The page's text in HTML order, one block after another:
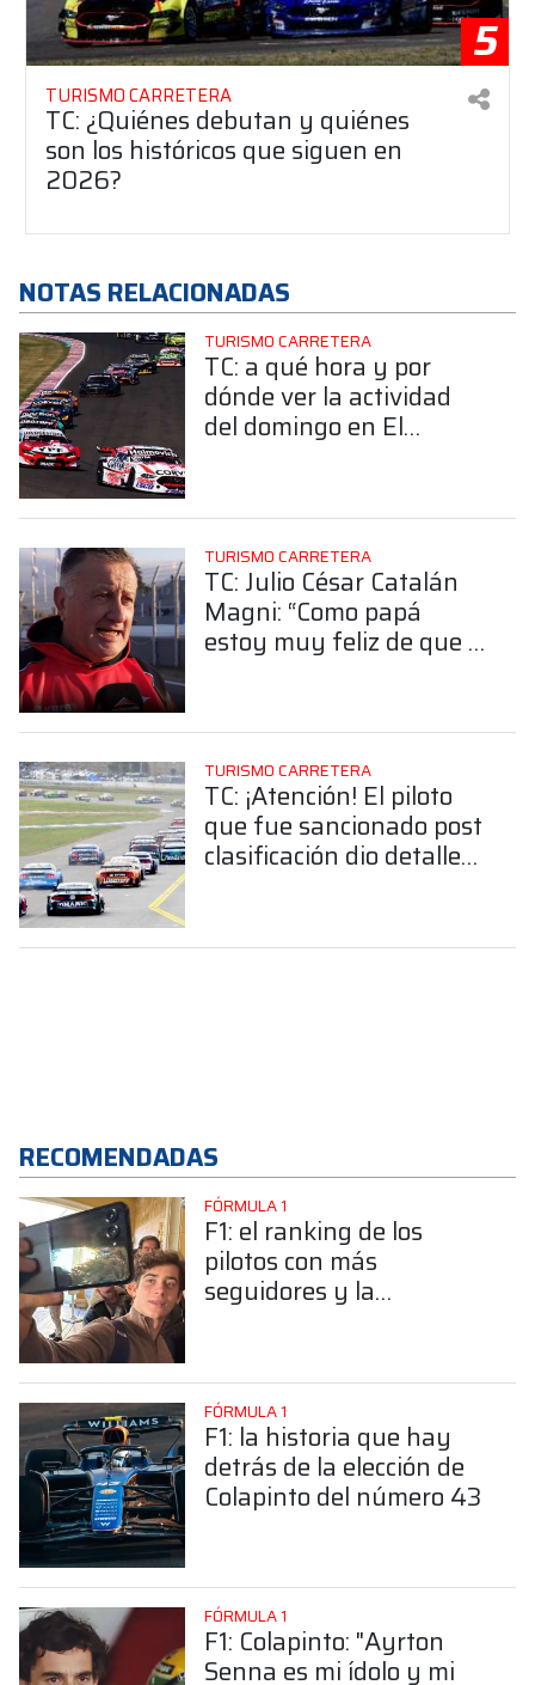
5
TURISMO CARRETERA
TC: ¿Quiénes debutan y quiénes
son los históricos que siguen en
2026?
NOTAS RELACIONADAS
TURISMO CARRETERA
TC: a qué hora y por
dónde ver la actividad
del domingo en El
TURISMO CARRETERA
TC: Julio César Catalán
Magni: “Como papá
estoy muy feliz de que a
TURISMO CARRETERA
TC: ¡Atención! El piloto
que fue sancionado post
clasificación dio detalles
RECOMENDADAS
FÓRMULA 1
F1: el ranking de los
pilotos con más
seguidores y la
FÓRMULA 1
F1: la historia que hay
detrás de la elección de
Colapinto del número 43
FÓRMULA 1
F1: Colapinto: "Ayrton
Senna es mi ídolo y mi